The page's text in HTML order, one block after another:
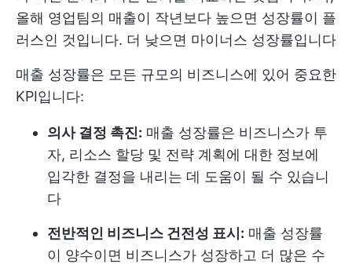
올해 영업팀의 매출이 작년보다 높으면 성장률이 플
러스인 것입니다. 더 낮으면 마이너스 성장률입니다
매출 성장률은 모든 규모의 비즈니스에 있어 중요한
KPI입니다:
의사 결정 촉진: 매출 성장률은 비즈니스가 투
자, 리소스 할당 및 전략 계획에 대한 정보에
입각한 결정을 내리는 데 도움이 될 수 있습니
다
전반적인 비즈니스 건전성 표시: 매출 성장률
이 양수이면 비즈니스가 성장하고 더 많은 수